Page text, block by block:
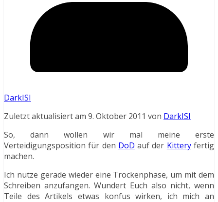
DarkISI
Zuletzt aktualisiert am 9. Oktober 2011 von DarkISI
So, dann wollen wir mal meine erste
Verteidigungsposition für den DoD auf der Kitteryfertig
machen.
Ich nutze gerade wieder eine Trockenphase, um mit dem
Schreiben anzufangen. Wundert Euch also nicht, wenn
Teile des Artikels etwas konfus wirken, ich mich an